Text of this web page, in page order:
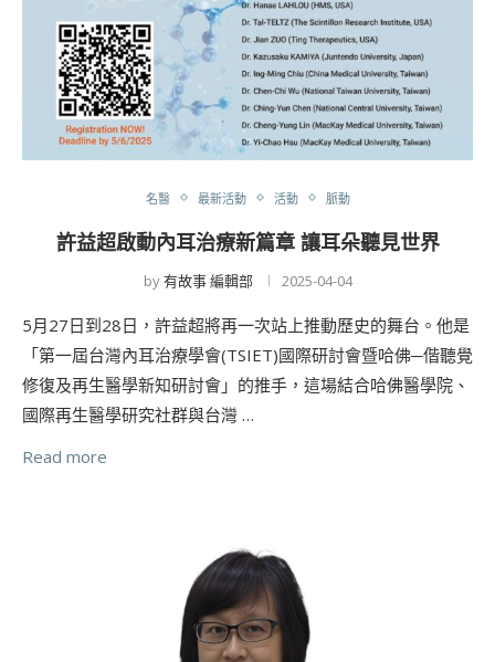
名醫 最新活動 活動 脈動
許益超啟動內耳治療新篇章 讓耳朵聽見世界
by有故事 編輯部 2025-04-04
5月27日到28日，許益超將再一次站上推動歷史的舞台。他是
「第一屆台灣內耳治療學會(TSIET)國際研討會暨哈佛─偕聽覺
修復及再生醫學新知研討會」的推手，這場結合哈佛醫學院、
國際再生醫學研究社群與台灣 …
Read more